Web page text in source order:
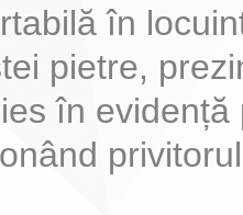
în
pietre,
în evidență